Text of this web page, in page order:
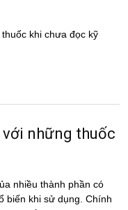
khi chưa đọc kỹ
những thuốc
nhiều thành phần có
biến khi sử dụng. Chính